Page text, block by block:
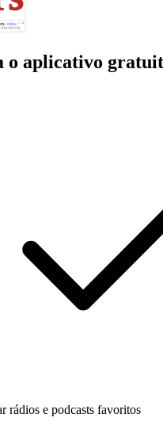
o aplicativo
rádios e podcasts favoritos